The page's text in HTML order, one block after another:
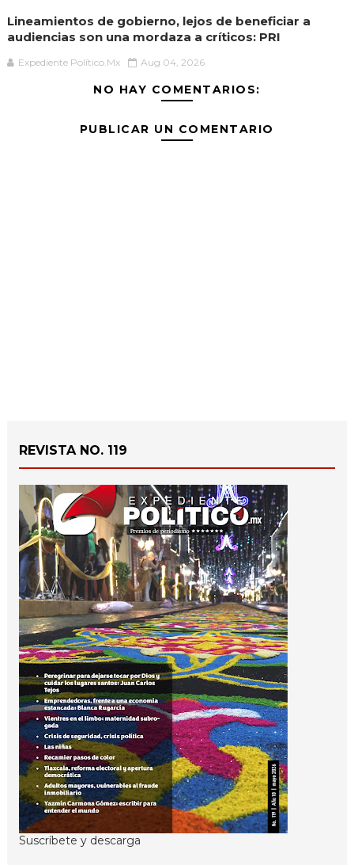
Lineamientos de gobierno, lejos de beneficiar a
audiencias son una mordaza a críticos: PRI
Expediente Político.Mx Aug 04, 2026
NO HAY COMENTARIOS:
PUBLICAR UN COMENTARIO
REVISTA NO. 119
Suscríbete y descarga